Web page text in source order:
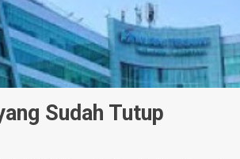
Sudah Tutup